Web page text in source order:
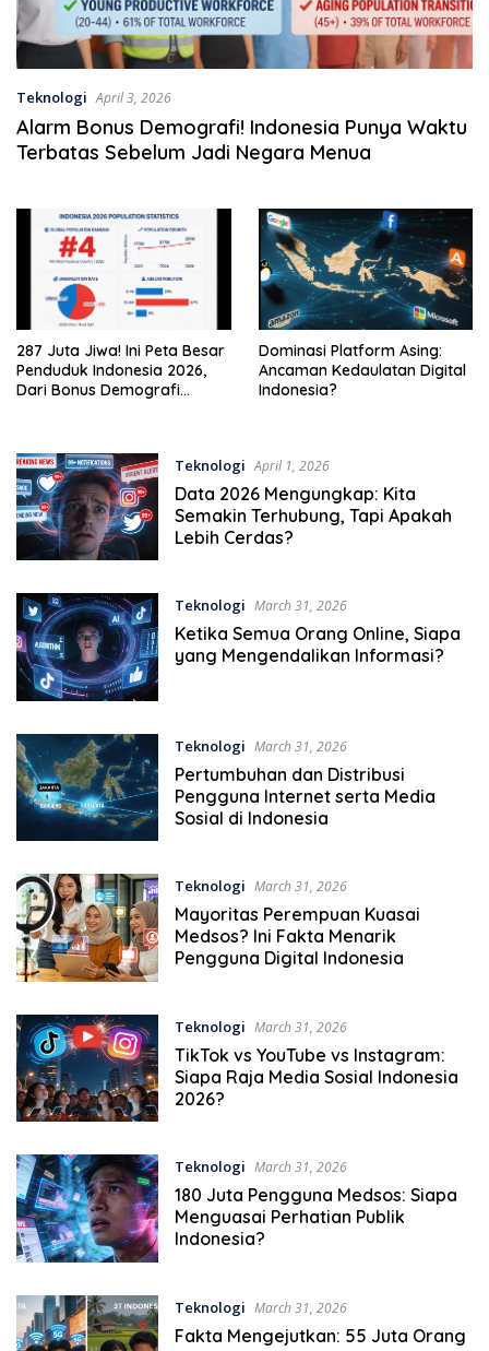
Teknologi April 3, 2026
Alarm Bonus Demografi! Indonesia Punya Waktu
Terbatas Sebelum Jadi Negara Menua
287 Juta Jiwa! Ini Peta Besar
Penduduk Indonesia 2026,
Dari Bonus Demografi
Dominasi Platform Asing:
Ancaman Kedaulatan Digital
Indonesia?
Teknologi April 1, 2026
Data 2026 Mengungkap: Kita
Semakin Terhubung, Tapi Apakah
Lebih Cerdas?
Teknologi March 31, 2026
Ketika Semua Orang Online, Siapa
yang Mengendalikan Informasi?
Teknologi March 31, 2026
Pertumbuhan dan Distribusi
Pengguna Internet serta Media
Sosial di Indonesia
Teknologi March 31, 2026
Mayoritas Perempuan Kuasai
Medsos? Ini Fakta Menarik
Pengguna Digital Indonesia
Teknologi March 31, 2026
TikTok vs YouTube vs Instagram:
Siapa Raja Media Sosial Indonesia
2026?
Teknologi March 31, 2026
180 Juta Pengguna Medsos: Siapa
Menguasai Perhatian Publik
Indonesia?
Teknologi March 31, 2026
Fakta Mengejutkan: 55 Juta Orang